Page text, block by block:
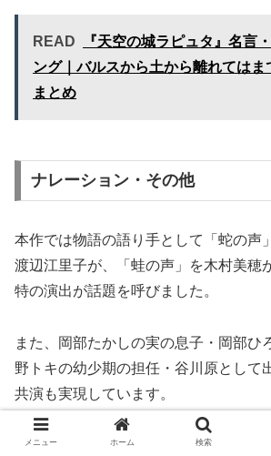
READ
『天空の城ラピュタ』名言
ング｜バルスから土から離れてはま
まとめ
ナレーション・その他
本作では物語の語り手として「蛇の声
渡辺江里子が、「蛙の声」を木村美穂
特の演出が話題を呼びました。
また、岡部たかしの実の息子・岡部ひ
野トキの幼少期の担任・谷川原として
共演も実現しています。
メニュー ホーム 検索